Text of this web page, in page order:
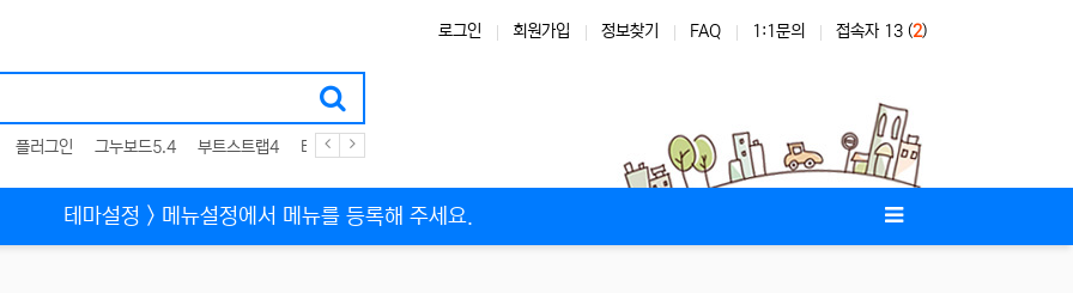
로그인 회원가입 정보찾기 FAQ 1:1문의 접속자 13 (2)
플러그인 그누보드5.4 부트스트랩4 테마 스킨
테마설정 > 메뉴설정에서 메뉴를 등록해 주세요.